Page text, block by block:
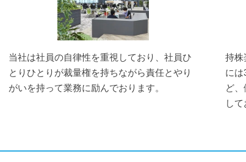
当社は社員の自律性を重視しており、社員ひ
とりひとりが裁量権を持ちながら責任とやり
がいを持って業務に励んでおります。
持株
には
ど
して